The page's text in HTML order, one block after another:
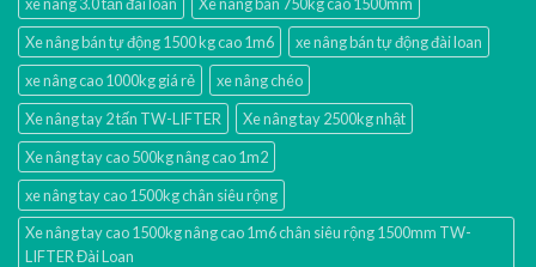
Xe nâng bán tự động 1500 kg cao 1m6
xe nâng bán tự động đài loan
xe nâng cao 1000kg giá rẻ
xe nâng chéo
Xe nâng tay 2 tấn TW-LIFTER
Xe nâng tay 2500kg nhật
Xe nâng tay cao 500kg nâng cao 1m2
xe nâng tay cao 1500kg chân siêu rộng
Xe nâng tay cao 1500kg nâng cao 1m6 chân siêu rộng 1500mm TW-
LIFTER Đài Loan